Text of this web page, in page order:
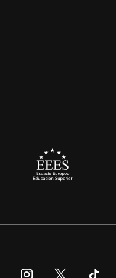
SíguenosSíguenos Síguenos